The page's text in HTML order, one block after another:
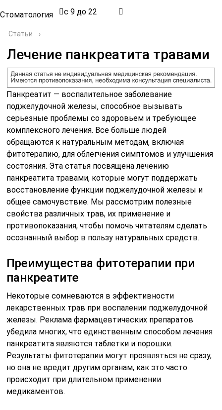
Стоматология с 9 до 22
Статьи ›
Лечение панкреатита травами
Панкреатит — воспалительное заболевание
поджелудочной железы, способное вызывать
серьезные проблемы со здоровьем и требующее
комплексного лечения. Все больше людей
обращаются к натуральным методам, включая
фитотерапию, для облегчения симптомов и улучшения
состояния. Эта статья посвящена лечению
панкреатита травами, которые могут поддержать
восстановление функции поджелудочной железы и
общее самочувствие. Мы рассмотрим полезные
свойства различных трав, их применение и
противопоказания, чтобы помочь читателям сделать
осознанный выбор в пользу натуральных средств.
Преимущества фитотерапии при
панкреатите
Некоторые сомневаются в эффективности
лекарственных трав при воспалении поджелудочной
железы. Реклама фармацевтических препаратов
убедила многих, что единственным способом лечения
панкреатита являются таблетки и порошки.
Результаты фитотерапии могут проявляться не сразу,
но она не вредит другим органам, как это часто
происходит при длительном применении
медикаментов.